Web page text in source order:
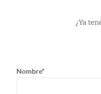
¿Ya
Nombre*